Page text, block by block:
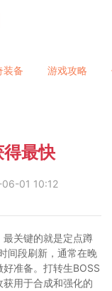
装备 游戏攻略
最快
06-01 10:12
最关键的就是定点蹲
间段刷新，通常在晚
准备。打转生BOSS
用于合成和强化的